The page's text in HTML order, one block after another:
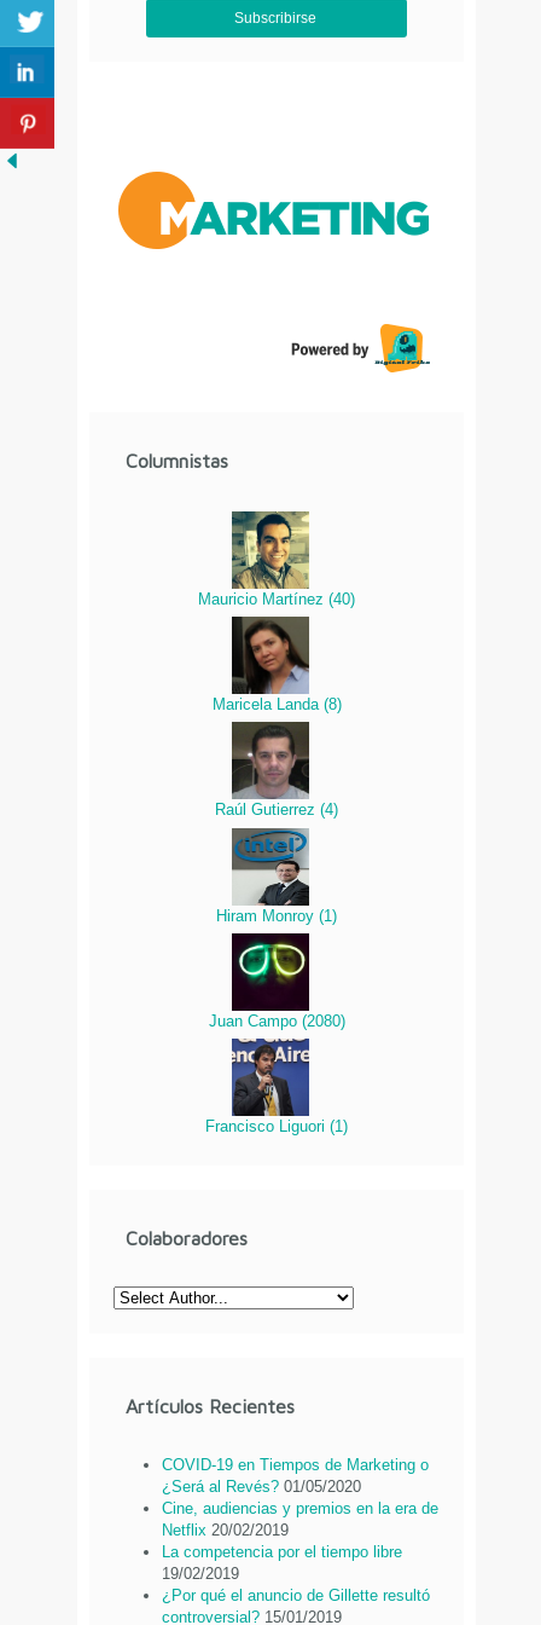
Columnistas
Mauricio Martínez (40)
Maricela Landa (8)
Raúl Gutierrez (4)
Hiram Monroy (1)
Juan Campo (2080)
Francisco Liguori (1)
Colaboradores
Artículos Recientes
COVID-19 en Tiempos de Marketing o
¿Será al Revés? 01/05/2020
Cine, audiencias y premios en la era de
Netflix 20/02/2019
La competencia por el tiempo libre
19/02/2019
¿Por qué el anuncio de Gillette resultó
controversial? 15/01/2019